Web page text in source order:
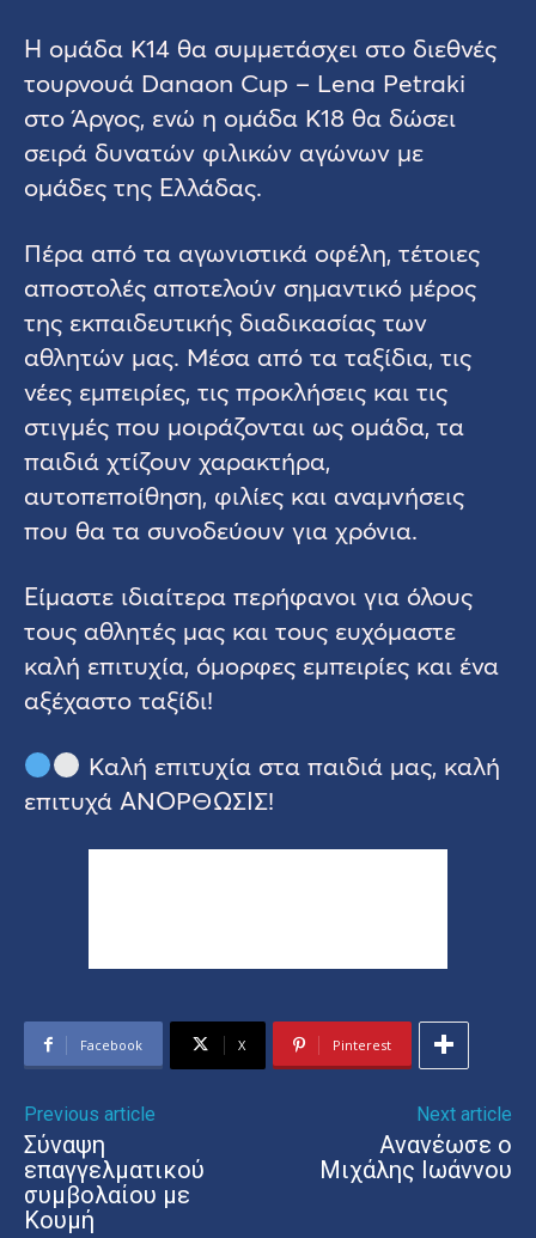
Η ομάδα Κ14 θα συμμετάσχει στο διεθνές
τουρνουά Danaon Cup – Lena Petraki
στο Άργος, ενώ η ομάδα Κ18 θα δώσει
σειρά δυνατών φιλικών αγώνων με
ομάδες της Ελλάδας.
Πέρα από τα αγωνιστικά οφέλη, τέτοιες
αποστολές αποτελούν σημαντικό μέρος
της εκπαιδευτικής διαδικασίας των
αθλητών μας. Μέσα από τα ταξίδια, τις
νέες εμπειρίες, τις προκλήσεις και τις
στιγμές που μοιράζονται ως ομάδα, τα
παιδιά χτίζουν χαρακτήρα,
αυτοπεποίθηση, φιλίες και αναμνήσεις
που θα τα συνοδεύουν για χρόνια.
Είμαστε ιδιαίτερα περήφανοι για όλους
τους αθλητές μας και τους ευχόμαστε
καλή επιτυχία, όμορφες εμπειρίες και ένα
αξέχαστο ταξίδι!
Καλή επιτυχία στα παιδιά μας, καλή
επιτυχά ΑΝΟΡΘΩΣΙΣ!
Facebook X Pinterest
Previous article
Σύναψη
επαγγελματικού
συμβολαίου με
Κουμή
Next article
Ανανέωσε ο
Μιχάλης Ιωάννου